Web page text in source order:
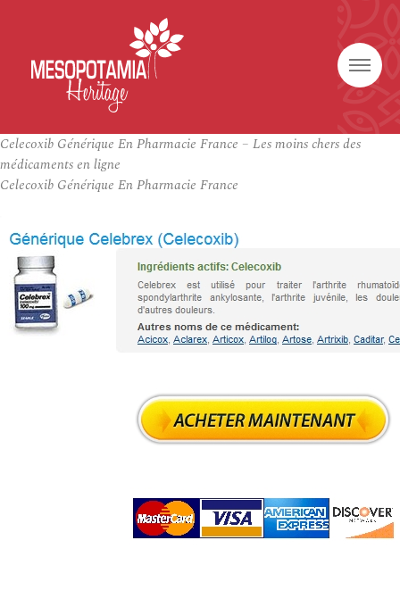
Celecoxib Générique En Pharmacie France – Les moins chers des
médicaments en ligne
Celecoxib Générique En Pharmacie France